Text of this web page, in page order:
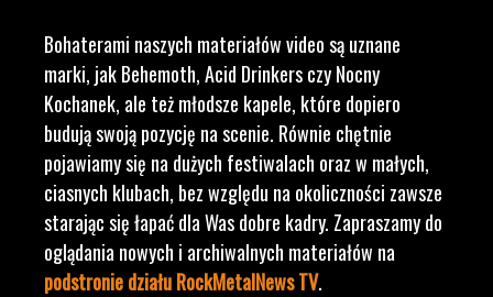
Bohaterami naszych materiałów video są uznane
marki, jak Behemoth, Acid Drinkers czy Nocny
Kochanek, ale też młodsze kapele, które dopiero
budują swoją pozycję na scenie. Równie chętnie
pojawiamy się na dużych festiwalach oraz w małych,
ciasnych klubach, bez względu na okoliczności zawsze
starając się łapać dla Was dobre kadry. Zapraszamy do
oglądania nowych i archiwalnych materiałów na
podstronie działu RockMetalNews TV.